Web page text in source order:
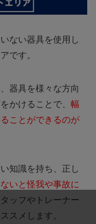
ない器具を使用し
です。
器具を様々な方向
かけることで、 幅
ことができるのが
知識を持ち、正し
いと怪我や事故に
ッフやトレーナー
スメします。